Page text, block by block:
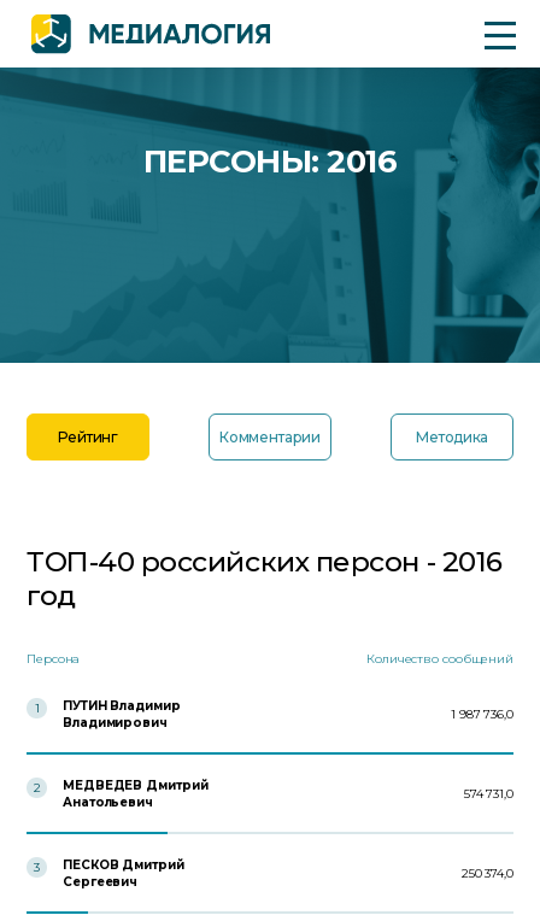
ПЕРСОНЫ: 2016
Рейтинг Комментарии Методика
ТОП-40 российских персон - 2016
год
Персона Количество сообщений
1
ПУТИН Владимир
Владимирович
1 987 736,0
2
МЕДВЕДЕВ Дмитрий
Анатольевич
574 731,0
3
ПЕСКОВ Дмитрий
Сергеевич
250 374,0